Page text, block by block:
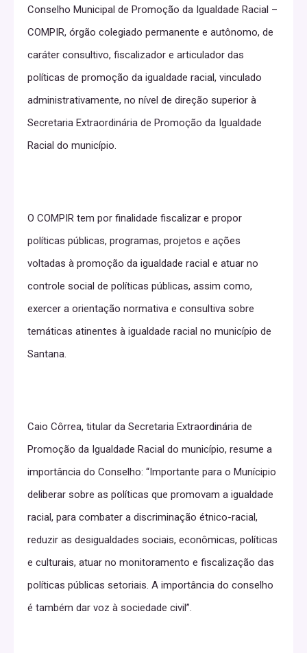
Conselho Municipal de Promoção da Igualdade Racial –
COMPIR, órgão colegiado permanente e autônomo, de
caráter consultivo, fiscalizador e articulador das
políticas de promoção da igualdade racial, vinculado
administrativamente, no nível de direção superior à
Secretaria Extraordinária de Promoção da Igualdade
Racial do município.
O COMPIR tem por finalidade fiscalizar e propor
políticas públicas, programas, projetos e ações
voltadas à promoção da igualdade racial e atuar no
controle social de políticas públicas, assim como,
exercer a orientação normativa e consultiva sobre
temáticas atinentes à igualdade racial no município de
Santana.
Caio Côrrea, titular da Secretaria Extraordinária de
Promoção da Igualdade Racial do município, resume a
importância do Conselho: “Importante para o Munícipio
deliberar sobre as políticas que promovam a igualdade
racial, para combater a discriminação étnico-racial,
reduzir as desigualdades sociais, econômicas, políticas
e culturais, atuar no monitoramento e fiscalização das
políticas públicas setoriais. A importância do conselho
é também dar voz à sociedade civil”.